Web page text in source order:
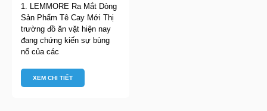
1. LEMMORE Ra Mắt Dòng
Sản Phẩm Tê Cay Mới Thị
trường đồ ăn vặt hiện nay
đang chứng kiến sự bùng
nổ của các
XEM CHI TIẾT